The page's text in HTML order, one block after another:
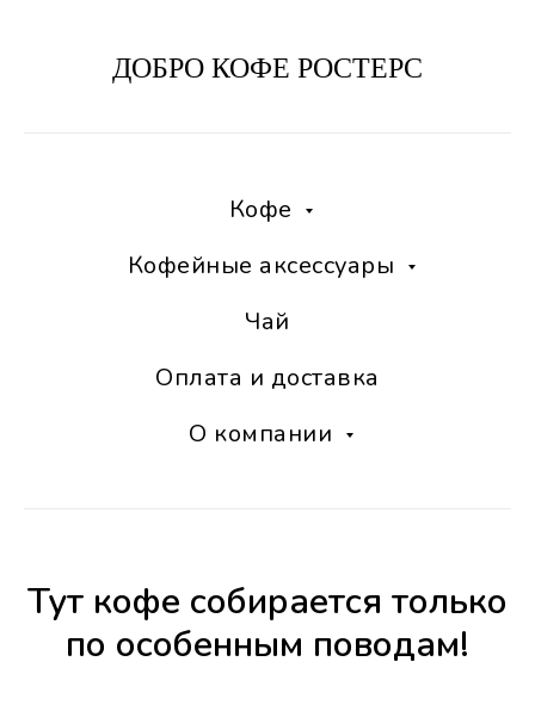
ДОБРО КОФЕ РОСТЕРС
Кофе
Кофейные аксессуары
Чай
Оплата и доставка
О компании
Тут кофе собирается только
по особенным поводам!